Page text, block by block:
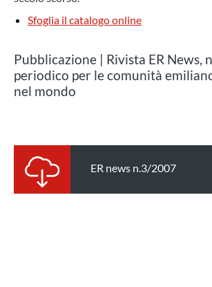
Sfoglia il catalogo online
Pubblicazione | Rivista ER News,
periodico per le comunità
nel mondo
ER news n.3/2007